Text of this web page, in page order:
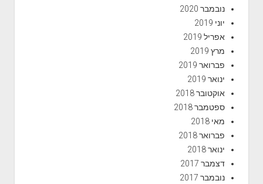
נובמבר 2020
יוני 2019
אפריל 2019
מרץ 2019
פברואר 2019
ינואר 2019
אוקטובר 2018
ספטמבר 2018
מאי 2018
פברואר 2018
ינואר 2018
דצמבר 2017
נובמבר 2017